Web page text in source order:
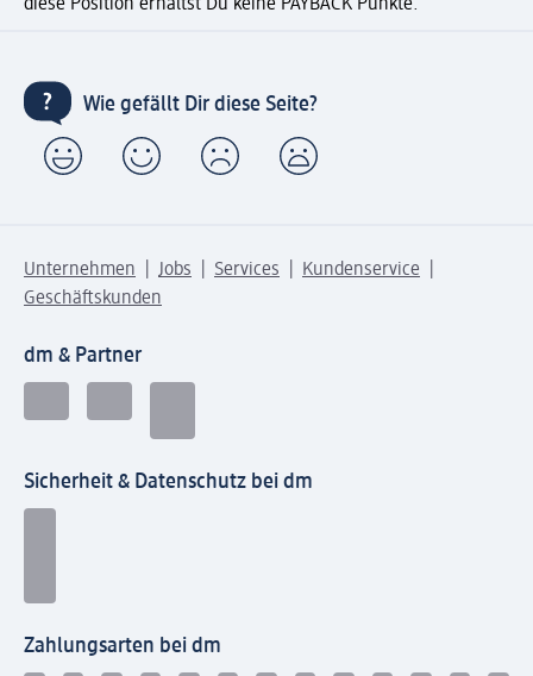
diese Position erhältst Du keine PAYBACK Punkte.
Wie gefällt Dir diese Seite?
Unternehmen Jobs Services
Kundenservice
Geschäftskunden
dm & Partner
Sicherheit & Datenschutz bei dm
Zahlungsarten bei dm